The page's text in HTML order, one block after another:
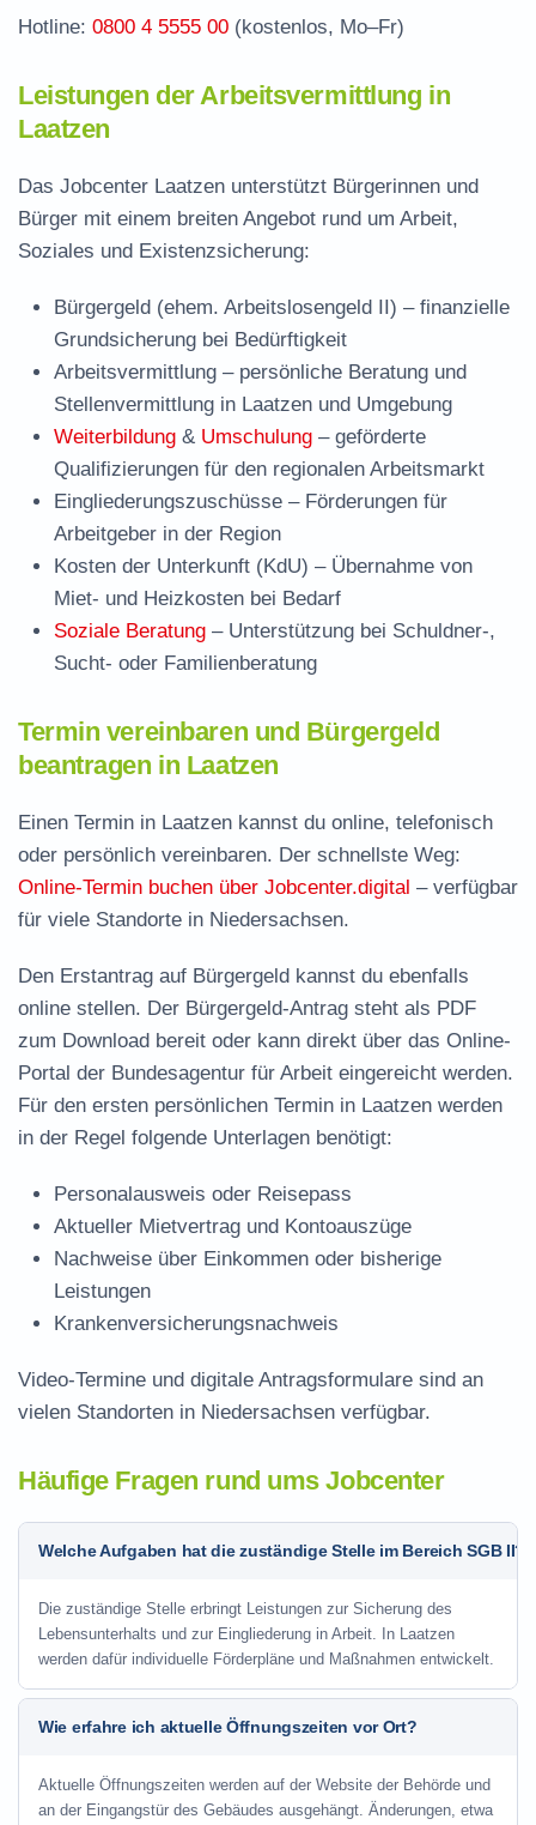
Hotline: 0800 4 5555 00 (kostenlos, Mo–Fr)
Leistungen der Arbeitsvermittlung in
Laatzen
Das Jobcenter Laatzen unterstützt Bürgerinnen und
Bürger mit einem breiten Angebot rund um Arbeit,
Soziales und Existenzsicherung:
Bürgergeld (ehem. Arbeitslosengeld II) – finanzielle
Grundsicherung bei Bedürftigkeit
Arbeitsvermittlung – persönliche Beratung und
Stellenvermittlung in Laatzen und Umgebung
Weiterbildung & Umschulung – geförderte
Qualifizierungen für den regionalen Arbeitsmarkt
Eingliederungszuschüsse – Förderungen für
Arbeitgeber in der Region
Kosten der Unterkunft (KdU) – Übernahme von
Miet- und Heizkosten bei Bedarf
Soziale Beratung – Unterstützung bei Schuldner-,
Sucht- oder Familienberatung
Termin vereinbaren und Bürgergeld
beantragen in Laatzen
Einen Termin in Laatzen kannst du online, telefonisch
oder persönlich vereinbaren. Der schnellste Weg:
Online-Termin buchen über Jobcenter.digital – verfügbar
für viele Standorte in Niedersachsen.
Den Erstantrag auf Bürgergeld kannst du ebenfalls
online stellen. Der Bürgergeld-Antrag steht als PDF
zum Download bereit oder kann direkt über das Online-
Portal der Bundesagentur für Arbeit eingereicht werden.
Für den ersten persönlichen Termin in Laatzen werden
in der Regel folgende Unterlagen benötigt:
Personalausweis oder Reisepass
Aktueller Mietvertrag und Kontoauszüge
Nachweise über Einkommen oder bisherige
Leistungen
Krankenversicherungsnachweis
Video-Termine und digitale Antragsformulare sind an
vielen Standorten in Niedersachsen verfügbar.
Häufige Fragen rund ums Jobcenter
Welche Aufgaben hat die zuständige Stelle im Bereich SGB II?
Die zuständige Stelle erbringt Leistungen zur Sicherung des
Lebensunterhalts und zur Eingliederung in Arbeit. In Laatzen
werden dafür individuelle Förderpläne und Maßnahmen entwickelt.
Wie erfahre ich aktuelle Öffnungszeiten vor Ort?
Aktuelle Öffnungszeiten werden auf der Website der Behörde und
an der Eingangstür des Gebäudes ausgehängt. Änderungen, etwa